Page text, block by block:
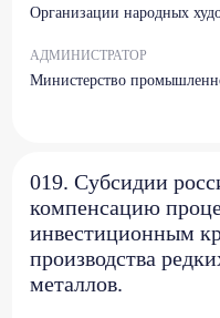
Организации народных
АДМИНИСТРАТОР
Министерство
019. Субсидии
компенсацию
инвестиционным
производства
металлов.